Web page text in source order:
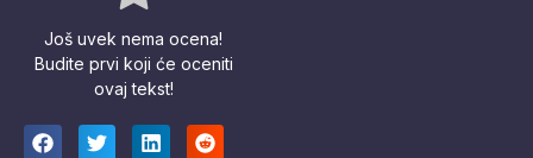
Još uvek nema ocena!
Budite prvi koji će oceniti
ovaj tekst!